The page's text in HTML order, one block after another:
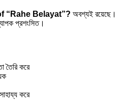
“Rahe Belayat”? অবশ্যই রয়েছে।
প্রশংসিত।
তৈরি করে
করে